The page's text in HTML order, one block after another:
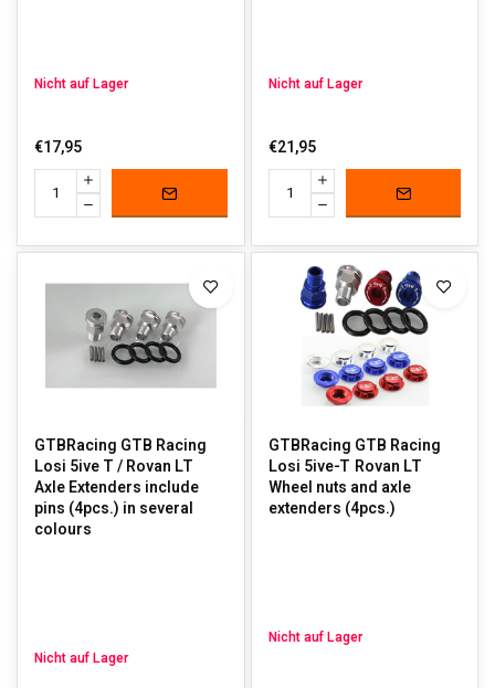
Nicht auf Lager
€17,95
Nicht auf Lager
€21,95
GTBRacing GTB Racing
Losi 5ive T / Rovan LT
Axle Extenders include
pins (4pcs.) in several
colours
Nicht auf Lager
GTBRacing GTB Racing
Losi 5ive-T Rovan LT
Wheel nuts and axle
extenders (4pcs.)
Nicht auf Lager